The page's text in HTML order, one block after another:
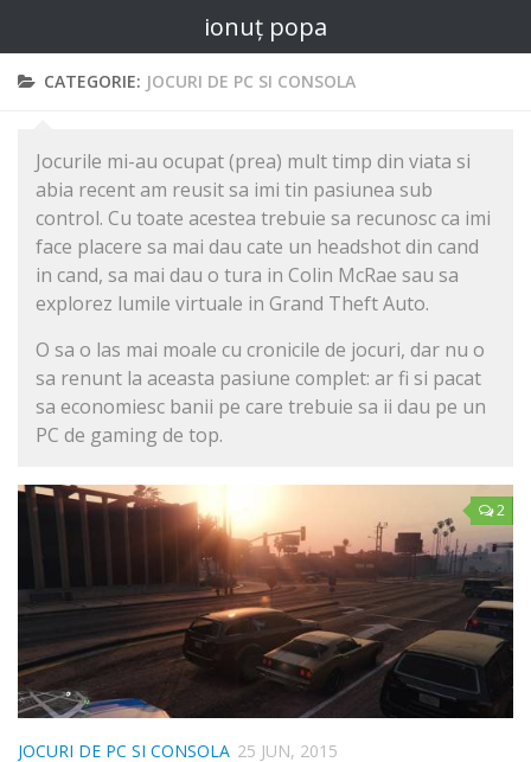
ionuț popa
CATEGORIE: JOCURI DE PC SI CONSOLA
Jocurile mi-au ocupat (prea) mult timp din viata si
abia recent am reusit sa imi tin pasiunea sub
control. Cu toate acestea trebuie sa recunosc ca imi
face placere sa mai dau cate un headshot din cand
in cand, sa mai dau o tura in Colin McRae sau sa
explorez lumile virtuale in Grand Theft Auto.
O sa o las mai moale cu cronicile de jocuri, dar nu o
sa renunt la aceasta pasiune complet: ar fi si pacat
sa economiesc banii pe care trebuie sa ii dau pe un
PC de gaming de top.
2
JOCURI DE PC SI CONSOLA 25 JUN, 2015